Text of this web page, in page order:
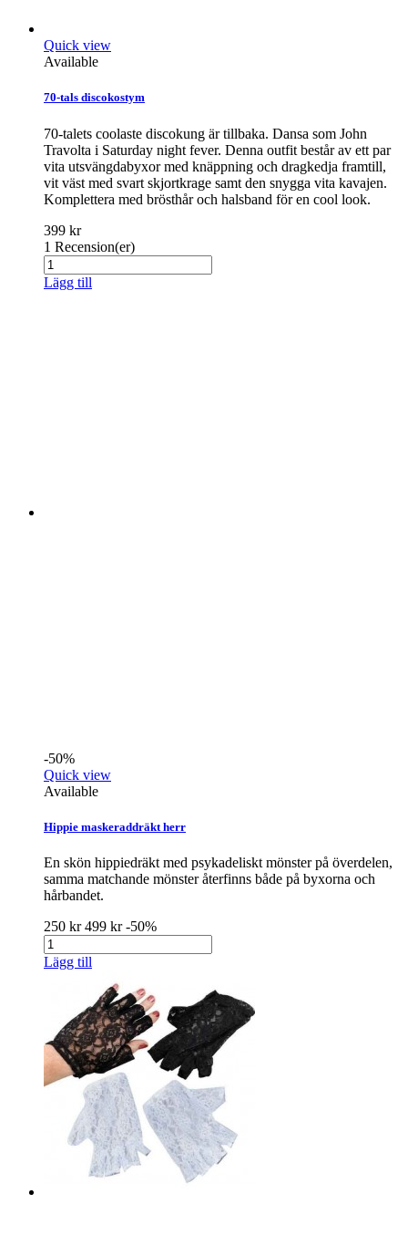
Quick view
Available
70-tals discokostym
70-talets coolaste discokung är tillbaka. Dansa som John
Travolta i Saturday night fever. Denna outfit består av ett par
vita utsvängdabyxor med knäppning och dragkedja framtill,
vit väst med svart skjortkrage samt den snygga vita kavajen.
Komplettera med brösthår och halsband för en cool look.
399 kr
1 Recension(er)
Lägg till
-50%
Quick view
Available
Hippie maskeraddräkt herr
En skön hippiedräkt med psykadeliskt mönster på överdelen,
samma matchande mönster återfinns både på byxorna och
hårbandet.
250 kr499 kr-50%
Lägg till